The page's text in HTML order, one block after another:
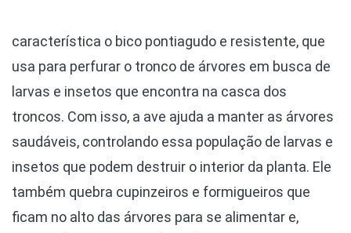
característica o bico pontiagudo e resistente, que
usa para perfurar o tronco de árvores em busca de
larvas e insetos que encontra na casca dos
troncos. Com isso, a ave ajuda a manter as árvores
saudáveis, controlando essa população de larvas e
insetos que podem destruir o interior da planta. Ele
também quebra cupinzeiros e formigueiros que
ficam no alto das árvores para se alimentar e,